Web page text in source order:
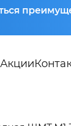
Акции